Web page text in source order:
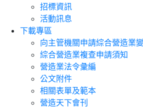
招標資訊
活動訊息
下載專區
向主管機關申請綜合營造業
綜合營造業複查申請須知
營造業法令彙編
公文附件
相關表單及範本
營造天下會刊